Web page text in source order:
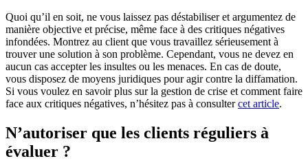
Quoi qu’il en soit, ne vous laissez pas déstabiliser et argumentez de
manière objective et précise, même face à des critiques négatives
infondées. Montrez au client que vous travaillez sérieusement à
trouver une solution à son problème. Cependant, vous ne devez en
aucun cas accepter les insultes ou les menaces. En cas de doute,
vous disposez de moyens juridiques pour agir contre la diffamation.
Si vous voulez en savoir plus sur la gestion de crise et comment faire
face aux critiques négatives, n’hésitez pas à consultercet article.
N’autoriser que les clients réguliers à
évaluer ?